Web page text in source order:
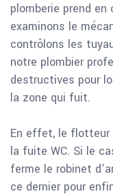
plomberie prend
examinons le
contrôlons les
notre plombier
destructives pour
la zone qui fuit.
En effet, le flotteur
la fuite WC. Si le
ferme le robinet
ce dernier pour